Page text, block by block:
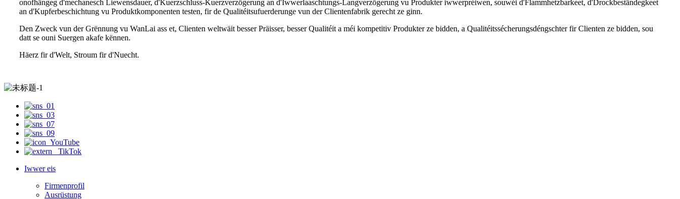
onofhängeg d'mechanesch Liewensdauer, d'Kuerzschluss-Kuerzverzögerung an d'Iwwerlaaschtungs-Langverzögerung vu Produkter iwwerpréiwen, souwéi d'Flammhetzbarkeet, d'Drockbeständegkeet
an d'Kupferbeschichtung vu Produktkomponenten testen, fir de Qualitéitsufuerderunge vun der Clientenfabrik gerecht ze ginn.
Den Zweck vun der Grënnung vu WanLai ass et, Clienten weltwäit besser Präisser, besser Qualitéit a méi kompetitiv Produkter ze bidden, a Qualitéitssécherungsdéngschter fir Clienten ze bidden, sou
datt se ouni Suergen akafe kënnen.
Häerz fir d'Welt, Stroum fir d'Nuecht.
Iwwer eis
Firmenprofil
Ausrüstung